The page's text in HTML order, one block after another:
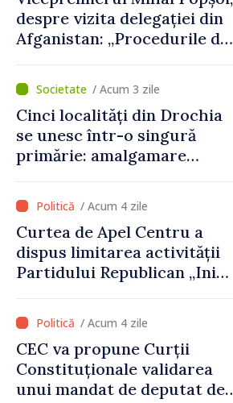
despre vizita delegației din
Afganistan: „Procedurile de
respectate întocmai. Nu s-
au constatat încălcări ale
prevederilor legale”
/ Acum 3 zile
Cinci localități din Drochia
se unesc într-o singură
primărie: amalgamare
stimulente de peste 28 de
milioane de lei oferite de
Guvern
/ Acum 4 zile
Curtea de Apel Centru a
dispus limitarea activității
Partidului Republican „Inima
/ Acum 4 zile
CEC va propune Curții
Constituționale validarea
unui mandat de deputat de